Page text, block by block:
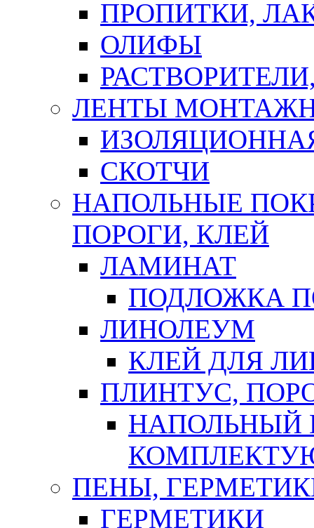
ПРОПИТКИ,
ОЛИФЫ
ЛЕНТЫ
СКОТЧИ
НАПОЛЬНЫЕ
ПОРОГИ, КЛЕЙ
ЛАМИНАТ
ПОДЛОЖКА
ЛИНОЛЕУМ
КЛЕЙ ДЛЯ
ПЛИНТУС,
НАПОЛЬНЫЙ
ПЕНЫ,
ГЕРМЕТИКИ